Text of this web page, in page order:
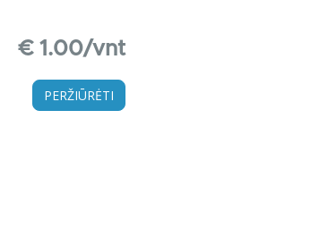
€ 1.00/vnt
PERŽIŪRĖTI